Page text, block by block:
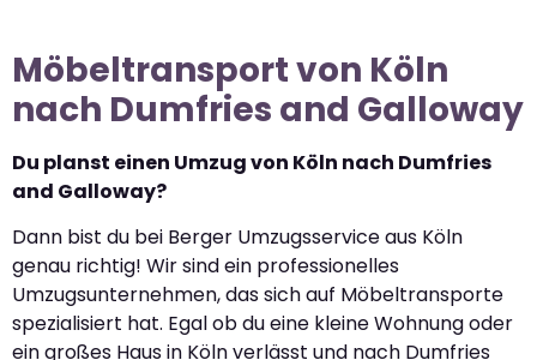
Möbeltransport von Köln
nach Dumfries and Galloway
Du planst einen Umzug von Köln nach Dumfries
and Galloway?
Dann bist du bei Berger Umzugsservice aus Köln
genau richtig! Wir sind ein professionelles
Umzugsunternehmen, das sich auf Möbeltransporte
spezialisiert hat. Egal ob du eine kleine Wohnung oder
ein großes Haus in Köln verlässt und nach Dumfries